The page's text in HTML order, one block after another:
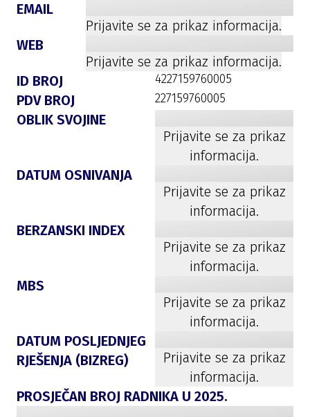
EMAIL
Prijavite se za prikaz informacija.
WEB
Prijavite se za prikaz informacija.
ID BROJ
4227159760005
PDV BROJ 227159760005
OBLIK SVOJINE
Prijavite se za prikaz
informacija.
DATUM OSNIVANJA
Prijavite se za prikaz
informacija.
BERZANSKI INDEX
Prijavite se za prikaz
informacija.
MBS
Prijavite se za prikaz
informacija.
DATUM POSLJEDNJEG
RJEŠENJA (BIZREG)
Prijavite se za prikaz
informacija.
PROSJEČAN BROJ RADNIKA U 2025.